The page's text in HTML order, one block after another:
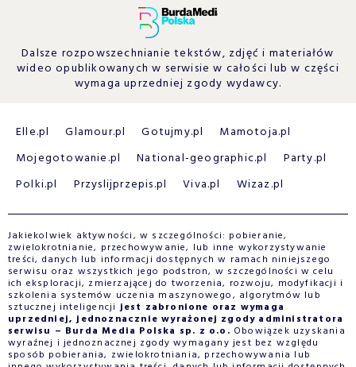
Dalsze rozpowszechnianie tekstów, zdjęć i materiałów
wideo opublikowanych w serwisie w całości lub w części
wymaga uprzedniej zgody wydawcy.
Elle.pl Glamour.pl Gotujmy.pl
Mamotoja.pl
Mojegotowanie.pl
National-geographic.pl
Party.pl
Polki.pl
Przyslijprzepis.pl Viva.pl Wizaz.pl
Jakiekolwiek aktywności, w szczególności: pobieranie,
zwielokrotnianie, przechowywanie, lub inne wykorzystywanie
treści, danych lub informacji dostępnych w ramach niniejszego
serwisu oraz wszystkich jego podstron, w szczególności w celu
ich eksploracji, zmierzającej do tworzenia, rozwoju, modyfikacji i
szkolenia systemów uczenia maszynowego, algorytmów lub
sztucznej inteligencjijest zabronione oraz wymaga
uprzedniej, jednoznacznie wyrażonej zgody administratora
serwisu – Burda Media Polska sp. z o.o. Obowiązek uzyskania
wyraźnej i jednoznacznej zgody wymagany jest bez względu
sposób pobierania, zwielokrotniania, przechowywania lub